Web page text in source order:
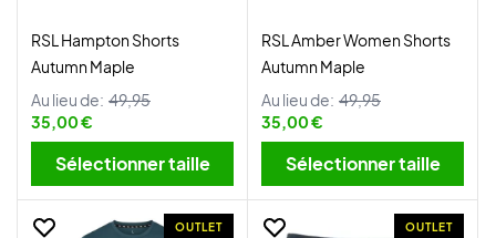
RSL Hampton Shorts
Autumn Maple
Au lieu de: 49,95
35,00 €
Sélectionner taille
RSL Amber Women Shorts
Autumn Maple
Au lieu de: 49,95
35,00 €
Sélectionner taille
OUTLET OUTLET